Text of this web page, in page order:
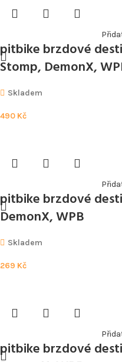
pitbike brzdové
Stomp, DemonX,
Skladem
490 Kč
pitbike brzdové
DemonX, WPB
Skladem
269 Kč
pitbike brzdové